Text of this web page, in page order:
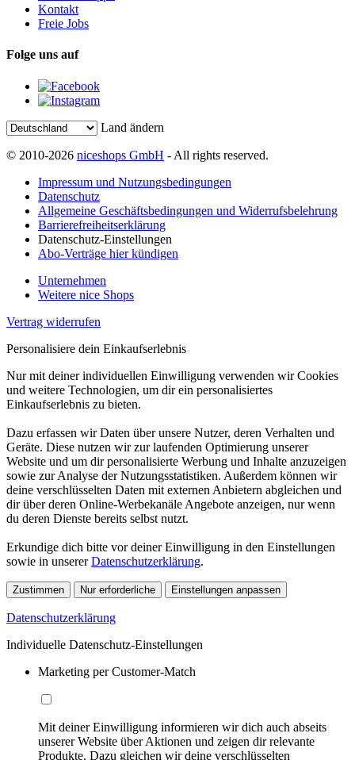
Kontakt
Freie Jobs
Folge uns auf
Land ändern
© 2010-2026 niceshops GmbH - All rights reserved.
Impressum und Nutzungsbedingungen
Datenschutz
Allgemeine Geschäftsbedingungen und Widerrufsbelehrung
Barrierefreiheitserklärung
Datenschutz-Einstellungen
Abo-Verträge hier kündigen
Unternehmen
Weitere nice Shops
Vertrag widerrufen
Personalisiere dein Einkaufserlebnis
Nur mit deiner individuellen Einwilligung verwenden wir Cookies
und weitere Technologien, um dir ein personalisiertes
Einkaufserlebnis zu bieten.
Dazu erfassen wir Daten über unsere Nutzer, deren Verhalten und
Geräte. Diese nutzen wir zur laufenden Optimierung unserer
Website und um dir personalisierte Werbung und Inhalte anzuzeigen
sowie zur Analyse der Nutzungsstatistiken. Außerdem können wir
deine verschlüsselten Daten mit externen Anbietern abgleichen und
dir über deren Online-Werbekanäle Angebote anzeigen, nur wenn
du deren Dienste bereits selbst nutzt.
Erkundige dich bitte vor deiner Einwilligung in den Einstellungen
sowie in unsererDatenschutzerklärung.
Zustimmen Nur erforderliche Einstellungen anpassen
Datenschutzerklärung
Individuelle Datenschutz-Einstellungen
Marketing per Customer-Match
Mit deiner Einwilligung informieren wir dich auch abseits
unserer Website über Aktionen und zeigen dir relevante
Produkte. Dazu gleichen wir deine verschlüsselten